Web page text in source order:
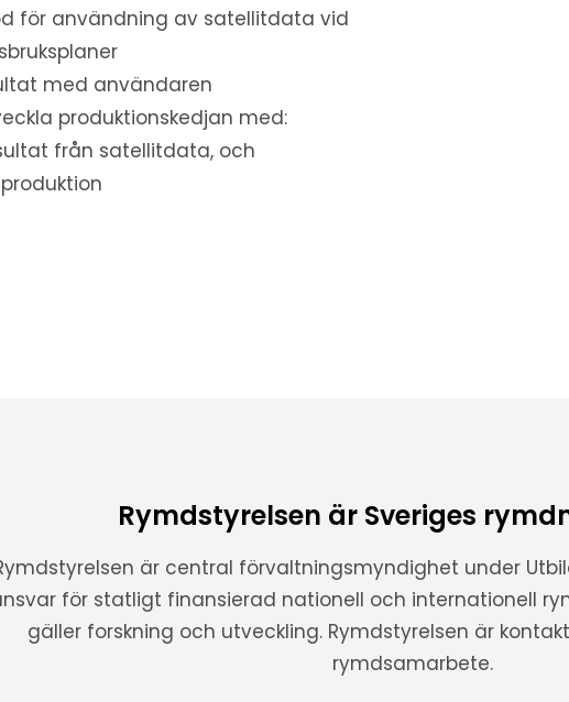
för användning av satellitdata vid
med användaren
produktionskedjan med:
från satellitdata, och
Rymdstyrelsen är Sveriges
är central förvaltningsmyndighet under
för statligt finansierad nationell och internationell
gäller forskning och utveckling. Rymdstyrelsen är
rymdsamarbete.